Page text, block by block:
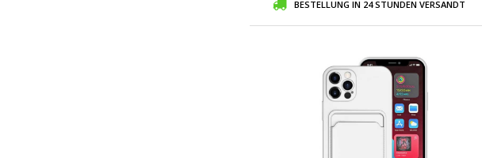
BESTELLUNG IN 24 STUNDEN VERSANDT